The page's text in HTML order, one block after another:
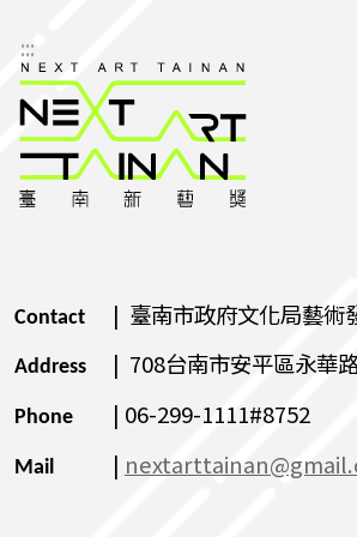
:::
Contact | 臺南市政府文化局藝術
Address | 708台南市安平區永華
Phone | 06-299-1111#8752
Mail |